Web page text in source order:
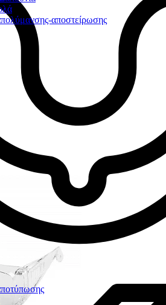
αποστείρωσης